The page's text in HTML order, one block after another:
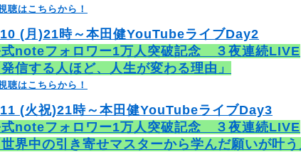
聴はこちらから！
(月)21時～本田健YouTubeライブDay2
noteフォロワー1万人突破記念 ３夜連続LIVE
発信する人ほど、人生が変わる理由」
聴はこちらから！
(火祝)21時～本田健YouTubeライブDay3
noteフォロワー1万人突破記念 ３夜連続LIVE
世界中の引き寄せマスターから学んだ願いが叶